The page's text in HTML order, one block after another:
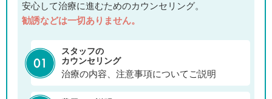
安心して治療に進むためのカウンセリング。
勧誘などは一切ありません。
スタッフの
カウンセリング
治療の内容、注意事項についてご説明